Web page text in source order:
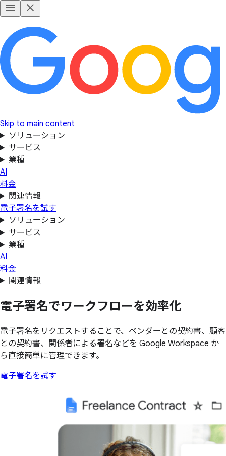
Skip to main content
ソリューション
サービス
業種
AI
料金
関連情報
電子署名を試す
ソリューション
サービス
業種
AI
料金
関連情報
電子署名でワークフローを効率化
電子署名をリクエストすることで、ベンダーとの契約書、顧客
との契約書、関係者による署名などを Google Workspace か
ら直接簡単に管理できます。
電子署名を試す